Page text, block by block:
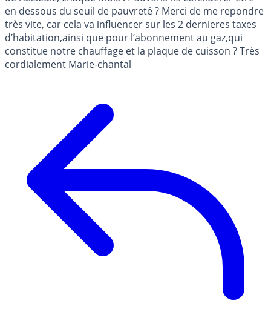
en dessous du seuil de pauvreté ? Merci de me repondre
très vite, car cela va influencer sur les 2 dernieres taxes
d’habitation,ainsi que pour l’abonnement au gaz,qui
constitue notre chauffage et la plaque de cuisson ? Très
cordialement Marie-chantal